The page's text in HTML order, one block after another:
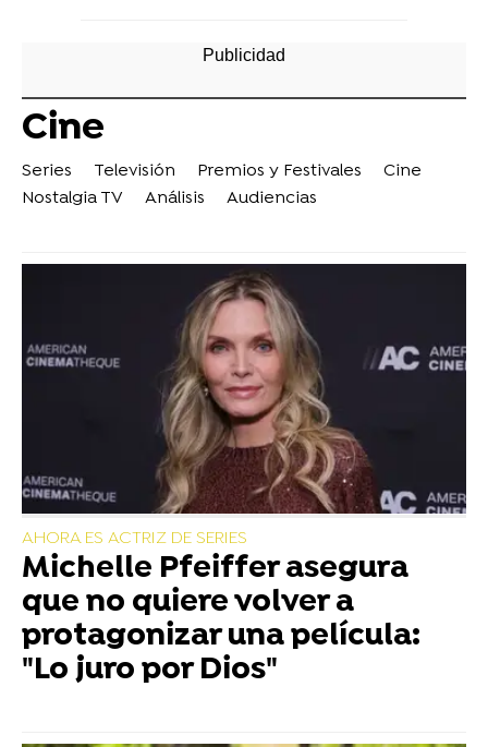
Cine
Series Televisión Premios y Festivales
Cine
Nostalgia TV
Análisis Audiencias
AHORA ES ACTRIZ DE SERIES
Michelle Pfeiffer asegura
que no quiere volver a
protagonizar una película:
"Lo juro por Dios"